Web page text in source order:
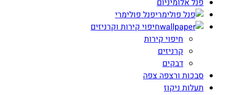
פנל אלומיניום
פנל פולימרי
חיפוי קירות וקרניזים
חיפוי קירות
קרניזים
דבקים
סבכות ורצפה צפה
תעלות ניקוז